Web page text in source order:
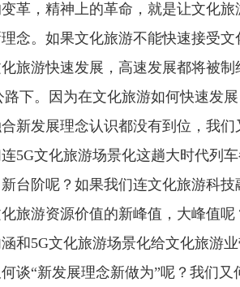
革，精神上的革命，就是让文化
念。如果文化旅游不能快速接受
旅游快速发展，高速发展都将被
路下。因为在文化旅游如何快速发
新发展理念认识都没有到位，我
5G文化旅游场景化这趟大时代列
台阶呢？如果我们连文化旅游科
旅游资源价值的新峰值，大峰值呢
和5G文化旅游场景化给文化旅游
谈“新发展理念新做为”呢？我们又